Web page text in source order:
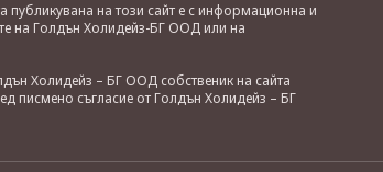
на този сайт е с информационна и
на Голдън Холидейз-БГ ООД или на
Холидейз – БГ ООД собственик на сайта
писмено съгласие от Голдън Холидейз – БГ